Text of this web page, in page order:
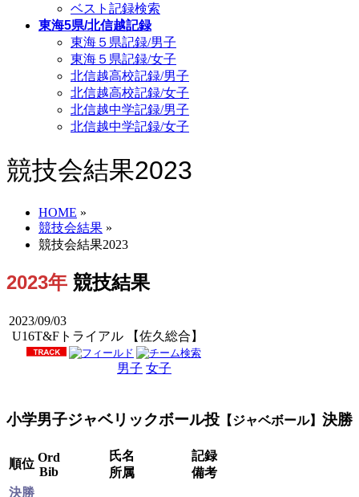
ベスト記録検索
東海5県/北信越記録
東海５県記録/男子
東海５県記録/女子
北信越高校記録/男子
北信越高校記録/女子
北信越中学記録/男子
北信越中学記録/女子
競技会結果2023
HOME »
競技会結果 »
競技会結果2023
2023年 競技結果
2023/09/03
U16T&Fトライアル 【佐久総合】
男子 女子
小学男子ジャベリックボール投 【ジャベボール】 決勝
順位 Ord
Bib
氏名
所属
記録
備考
決勝